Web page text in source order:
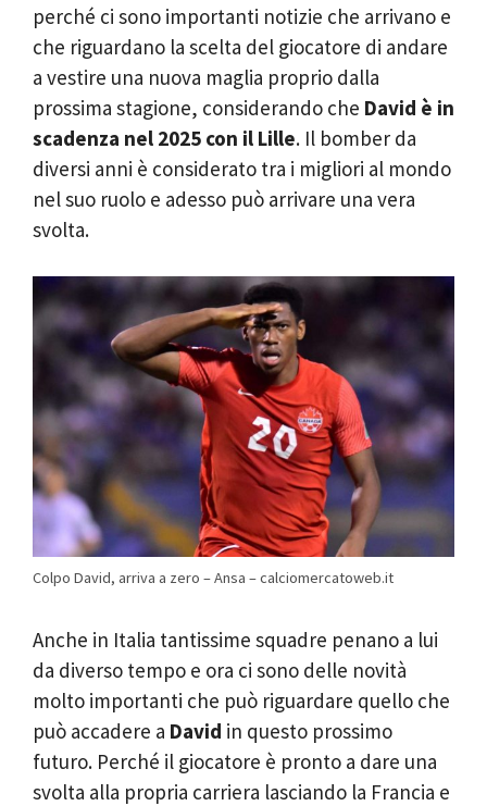
perché ci sono importanti notizie che arrivano e
che riguardano la scelta del giocatore di andare
a vestire una nuova maglia proprio dalla
prossima stagione, considerando che David è in
scadenza nel 2025 con il Lille. Il bomber da
diversi anni è considerato tra i migliori al mondo
nel suo ruolo e adesso può arrivare una vera
svolta.
Colpo David, arriva a zero – Ansa – calciomercatoweb.it
Anche in Italia tantissime squadre penano a lui
da diverso tempo e ora ci sono delle novità
molto importanti che può riguardare quello che
può accadere a David in questo prossimo
futuro. Perché il giocatore è pronto a dare una
svolta alla propria carriera lasciando la Francia e